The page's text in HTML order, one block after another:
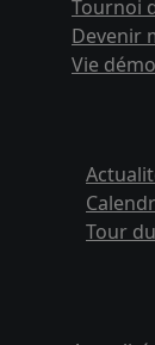
Tournoi
Devenir
Vie
Tour